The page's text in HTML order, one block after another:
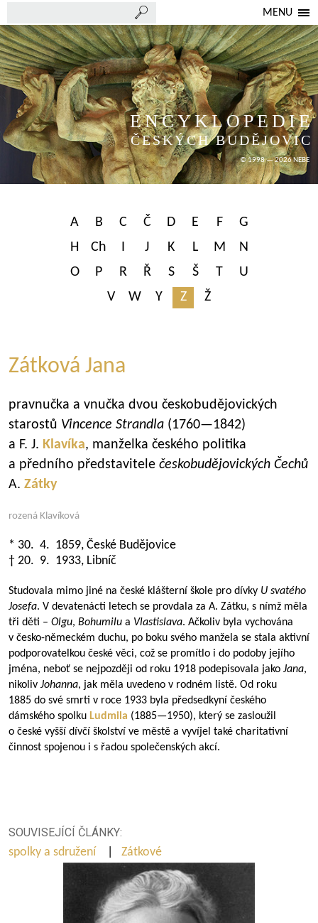
MENU
ENCYKLOPEDIE
ČESKÝCH BUDĚJOVIC
© 1998 — 2026 NEBE
A B C Č D E F
G
H
Ch I J K L M
N
O
P R Ř S Š T
U
V
W Y Z Ž
Zátková Jana
pravnučka a vnučka dvou českobudějovických
starostů Vincence Strandla (1760—1842)
a F. J. Klavíka, manželka českého politika
a předního představitele českobudějovických Čechů
A. Zátky
rozená Klavíková
* 30. 4. 1859, České Budějovice
† 20. 9. 1933, Libníč
Studovala mimo jiné na české klášterní škole pro dívky U svatého
Josefa. V devatenácti letech se provdala za A. Zátku, s nímž měla
tři děti – Olgu, Bohumilu a Vlastislava. Ačkoliv byla vychována
v česko-německém duchu, po boku svého manžela se stala aktivní
podporovatelkou české věci, což se promítlo i do podoby jejího
jména, neboť se nejpozději od roku 1918 podepisovala jako Jana,
nikoliv Johanna, jak měla uvedeno v rodném listě. Od roku
1885 do své smrti v roce 1933 byla předsedkyní českého
dámského spolku Ludmila (1885—1950), který se zasloužil
o české vyšší dívčí školství ve městě a vyvíjel také charitativní
činnost spojenou i s řadou společenských akcí.
SOUVISEJÍCÍ ČLÁNKY:
spolky a sdružení
Zátkové